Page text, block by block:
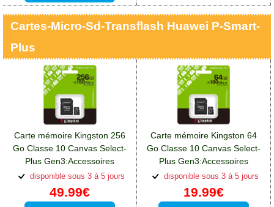
Cartes-Micro-Sd-Transflash Huawei P-Smart-
Plus
Carte mémoire Kingston 256
Go Classe 10 Canvas Select-
Plus Gen3:Accessoires
Huawei P Smart Plus
disponible sous 3 à 5 jours
49.99€
Carte mémoire Kingston 64
Go Classe 10 Canvas Select-
Plus Gen3:Accessoires
Huawei P Smart Plus
disponible sous 3 à 5 jours
19.99€